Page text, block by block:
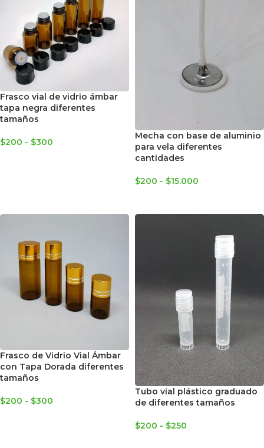
Frasco vial de vidrio ámbar
tapa negra diferentes
tamaños
$200 - $300
Mecha con base de aluminio
para vela diferentes
cantidades
$200 - $15.000
Frasco de Vidrio Vial Ámbar
con Tapa Dorada diferentes
tamaños
$200 - $300
Tubo vial plástico graduado
de diferentes tamaños
$200 - $250